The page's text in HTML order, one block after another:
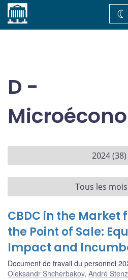
Accueil
D -
2024 (38)
Tous les
CBDC in the Market
the Point of Sale:
Impact and
Document de travail du personnel
Oleksandr Shcherbakov, André